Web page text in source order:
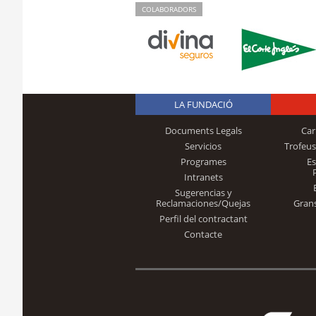
COLABORADORS
LA FUNDACIÓ
Documents Legals
Servicios
Programes
Intranets
Sugerencias y
Reclamaciones/Quejas
Perfil del contractant
Contacte